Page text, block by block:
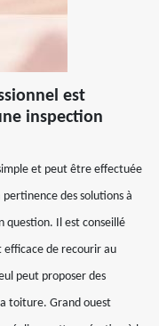
est
inspection
et peut être effectuée
des solutions à
question. Il est conseillé
efficace de recourir au
peut proposer des
toiture. Grand ouest